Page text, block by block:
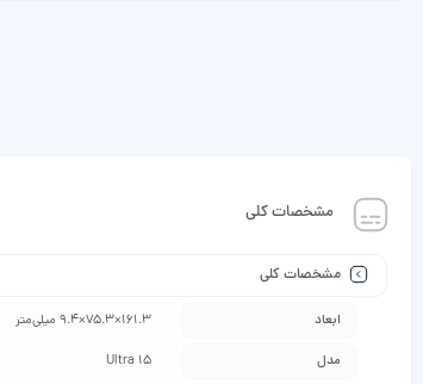
مشخصات کلی
مشخصات کلی
ابعاد 161.3×75.3×9.4 میلی‌متر
مدل 15 Ultra